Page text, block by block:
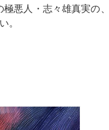
悪人・志々雄真実の
。